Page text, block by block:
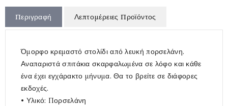
Περιγραφή Λεπτομέρειες Προϊόντος
Όμορφο κρεμαστό στολίδι από λευκή πορσελάνη.
Αναπαριστά σπιτάκια σκαρφαλωμένα σε λόφο και κάθε
ένα έχει εγχάρακτο μήνυμα. Θα το βρείτε σε διάφορες
εκδοχές.
• Υλικό: Πορσελάνη